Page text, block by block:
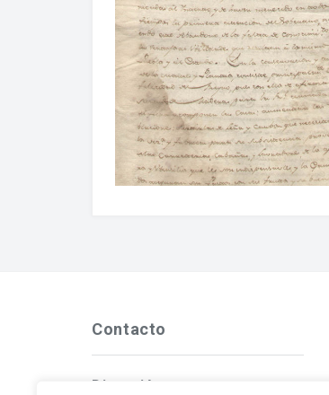
Contacto
Dirección